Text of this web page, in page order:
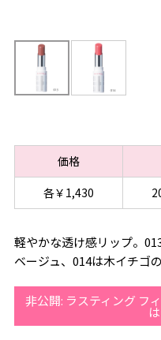
価格
各￥1,430
軽やかな透け感リップ。
ベージュ、014は木イチゴ
非公開: ラスティング フ